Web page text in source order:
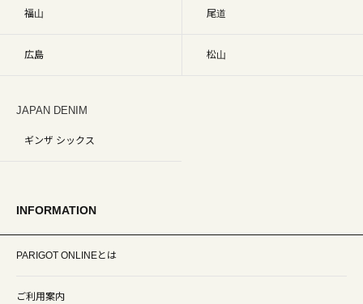
福山 尾道
広島 松山
JAPAN DENIM
ギンザ シックス
INFORMATION
PARIGOT ONLINEとは
ご利用案内